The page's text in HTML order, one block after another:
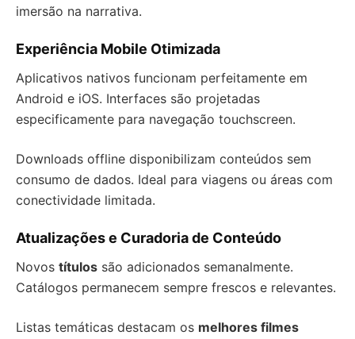
imersão na narrativa.
Experiência Mobile Otimizada
Aplicativos nativos funcionam perfeitamente em
Android e iOS. Interfaces são projetadas
especificamente para navegação touchscreen.
Downloads offline disponibilizam conteúdos sem
consumo de dados. Ideal para viagens ou áreas com
conectividade limitada.
Atualizações e Curadoria de Conteúdo
Novos títulos são adicionados semanalmente.
Catálogos permanecem sempre frescos e relevantes.
Listas temáticas destacam os melhores filmes